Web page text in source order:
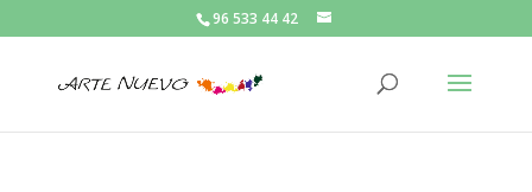
96 533 44 42